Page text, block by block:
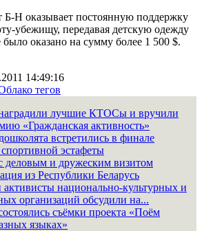
Б-Н оказывает постоянную поддержку
убежищу, передавая детскую одежду
оказано на сумму более 1 500 $.
14:49:16
тегов
лучшие КТОСы и вручили
«Гражданская активность»
встретились в финале
эстафеты
деловым и дружеским визитом
из Республики Беларусь
активисты национально-культурных и
организаций обсудили на...
съёмки проекта «Поём
языках»